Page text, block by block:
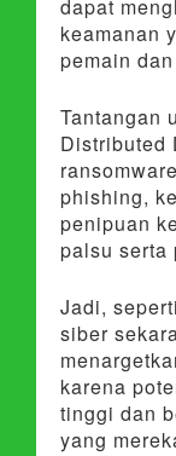
dapat
keamanan
pemain
Tantangan
Distributed
phishing,
penipuan
palsu serta
Jadi,
siber
karena
tinggi dan
yang